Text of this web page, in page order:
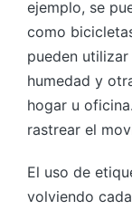
ejemplo, se
como
pueden
humedad y
hogar u
rastrear el
El uso de
volviendo